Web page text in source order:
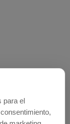
para el